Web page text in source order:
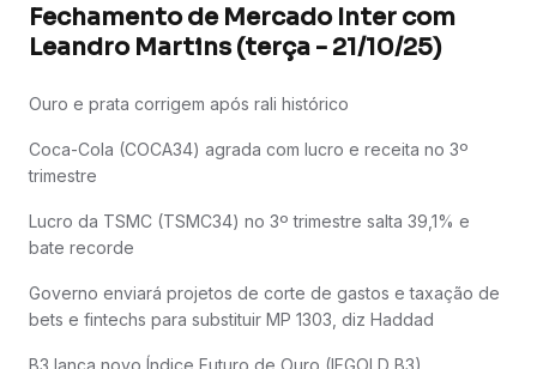
Fechamento de Mercado Inter com
Leandro Martins (terça - 21/10/25)
Ouro e prata corrigem após rali histórico
Coca-Cola (COCA34) agrada com lucro e receita no 3º
trimestre
Lucro da TSMC (TSMC34) no 3º trimestre salta 39,1% e
bate recorde
Governo enviará projetos de corte de gastos e taxação de
bets e fintechs para substituir MP 1303, diz Haddad
B3 lança novo Índice Futuro de Ouro (IFGOLD B3)